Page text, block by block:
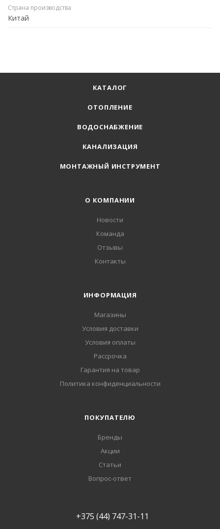
Страна производства
Китай
КАТАЛОГ
ОТОПЛЕНИЕ
ВОДОСНАБЖЕНИЕ
КАНАЛИЗАЦИЯ
МОНТАЖНЫЙ ИНСТРУМЕНТ
О КОМПАНИИ
Новости
Команда
Отзывы
Контакты
ИНФОРМАЦИЯ
Магазины
Условия доставки
Условия оплаты
Рассрочка
Гарантия на товар
Политика конфиденциальности
ПОКУПАТЕЛЮ
Бренды
Акции
Статьи
Вопрос-ответ
+375 (44) 747-31-11